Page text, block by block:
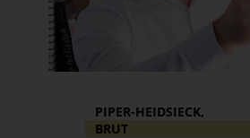
PIPER-HEIDSIECK,
BRUT